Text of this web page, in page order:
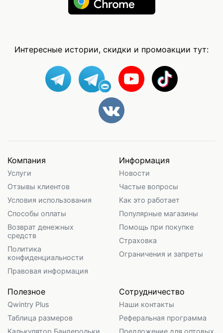
Интересные истории, скидки и промоакции тут:
Компания
Услуги
Отзывы клиентов
Условия использования
Способы оплаты
Возврат денежных
средств
Политика
конфиденциальности
Правовая информация
Информация
Новости
Частые вопросы
Как это работает
Популярные магазины
Помощь при покупке
Страховка
Ограничения и запреты
Полезное
Qwintry Plus
Таблица размеров
Калькулятор Бандерольки
Сотрудничество
Наши контакты
Реферальная программа
Предложение для оптовых